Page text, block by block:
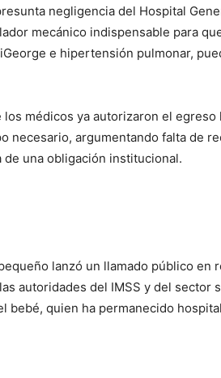
negligencia del Hospital
mecánico indispensable para
e hipertensión pulmonar,
los médicos ya autorizaron el
necesario, argumentando falta de
una obligación institucional.
lanzó un llamado público en
autoridades del IMSS y del sector
bebé, quien ha permanecido